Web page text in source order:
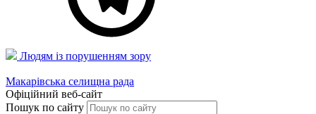
Людям із порушенням зору
Макарівська селищна рада
Офіційний веб-сайт
Пошук по сайту